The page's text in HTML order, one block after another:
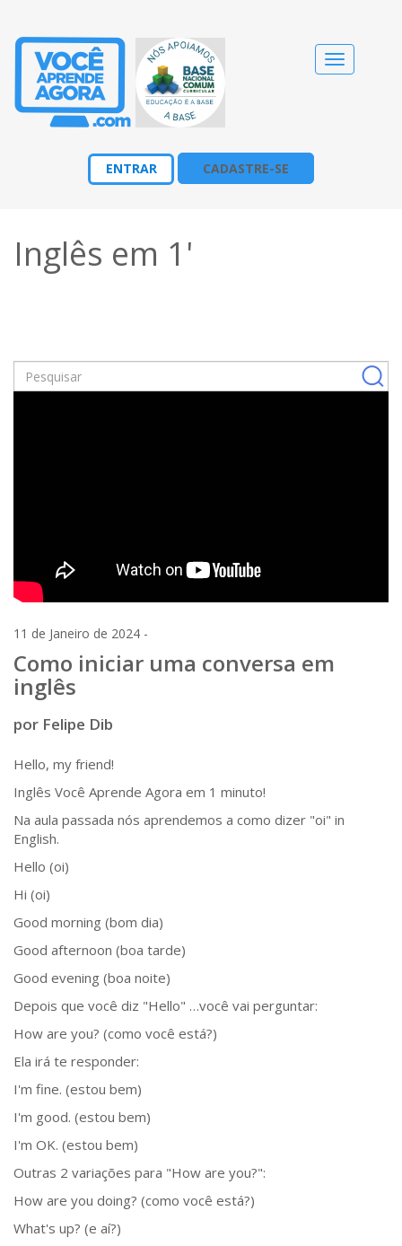
Alternar
navegação
ENTRAR CADASTRE-SE
Inglês em 1'
11 de Janeiro de 2024 -
Como iniciar uma conversa em
inglês
por Felipe Dib
Hello, my friend!
Inglês Você Aprende Agora em 1 minuto!
Na aula passada nós aprendemos a como dizer "oi" in
English.
Hello (oi)
Hi (oi)
Good morning (bom dia)
Good afternoon (boa tarde)
Good evening (boa noite)
Depois que você diz "Hello" …você vai perguntar:
How are you? (como você está?)
Ela irá te responder:
I'm fine. (estou bem)
I'm good. (estou bem)
I'm OK. (estou bem)
Outras 2 variações para "How are you?":
How are you doing? (como você está?)
What's up? (e aí?)